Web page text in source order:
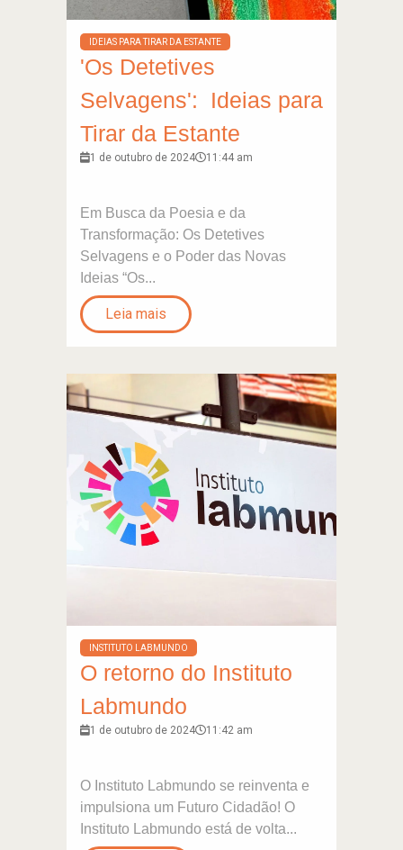
IDEIAS PARA TIRAR DA ESTANTE
'Os Detetives
Selvagens': Ideias para
Tirar da Estante
1 de outubro de 2024 11:44 am
Em Busca da Poesia e da
Transformação: Os Detetives
Selvagens e o Poder das Novas
Ideias “Os...
Leia mais
INSTITUTO LABMUNDO
O retorno do Instituto
Labmundo
1 de outubro de 2024 11:42 am
O Instituto Labmundo se reinventa e
impulsiona um Futuro Cidadão! O
Instituto Labmundo está de volta...